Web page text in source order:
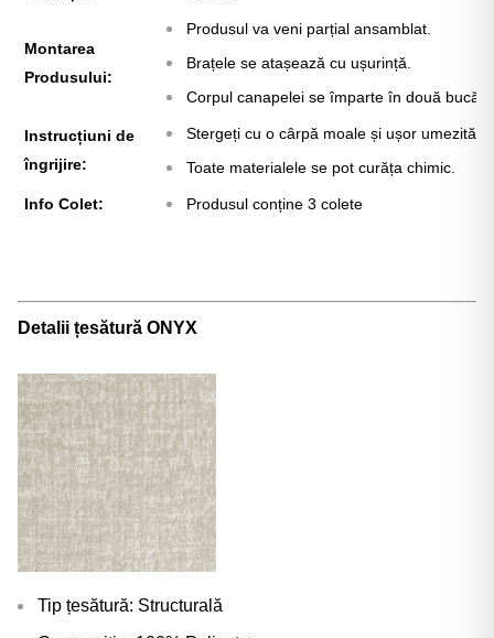
Montarea
Produsului:
Produsul va veni parțial ansamblat.
Brațele se atașează cu ușurință.
Corpul canapelei se împarte în două
Instrucțiuni de
îngrijire:
Stergeți cu o cârpă moale și ușor umezită.
Toate materialele se pot curăța chimic.
Info Colet: Produsul conține 3 colete
Detalii țesătură ONYX
Tip țesătură: Structurală